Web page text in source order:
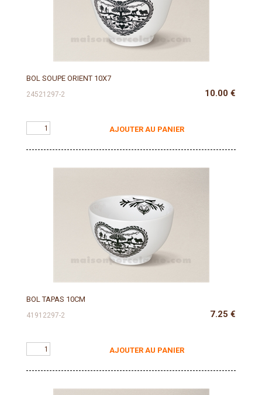
BOL SOUPE ORIENT 10X7
24521297-2 10.00 €
AJOUTER AU PANIER
BOL TAPAS 10CM
41912297-2 7.25 €
AJOUTER AU PANIER